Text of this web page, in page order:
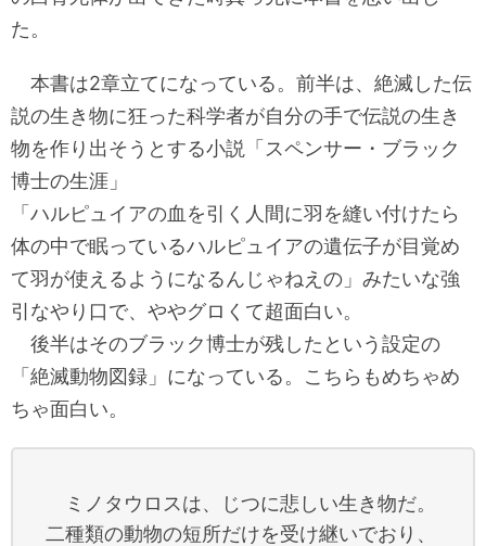
た。
本書は2章立てになっている。前半は、絶滅した伝
説の生き物に狂った科学者が自分の手で伝説の生き
物を作り出そうとする小説「スペンサー・ブラック
博士の生涯」
「ハルピュイアの血を引く人間に羽を縫い付けたら
体の中で眠っているハルピュイアの遺伝子が目覚め
て羽が使えるようになるんじゃねえの」みたいな強
引なやり口で、ややグロくて超面白い。
後半はそのブラック博士が残したという設定の
「絶滅動物図録」になっている。こちらもめちゃめ
ちゃ面白い。
ミノタウロスは、じつに悲しい生き物だ。
二種類の動物の短所だけを受け継いでおり、